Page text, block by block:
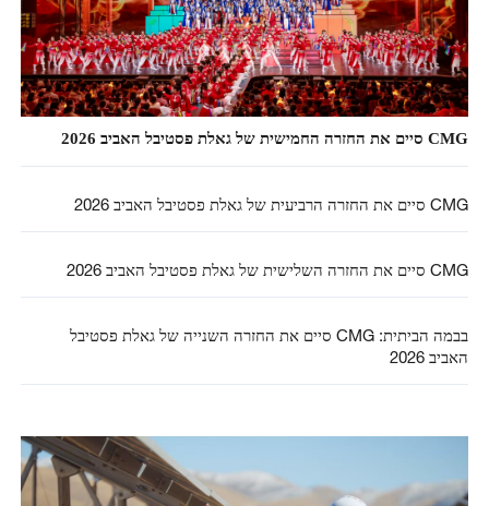
CMG סיים את החזרה החמישית של גאלת פסטיבל האביב 2026
CMG סיים את החזרה הרביעית של גאלת פסטיבל האביב 2026
CMG סיים את החזרה השלישית של גאלת פסטיבל האביב 2026
בבמה הביתית: CMG סיים את החזרה השנייה של גאלת פסטיבל
האביב 2026